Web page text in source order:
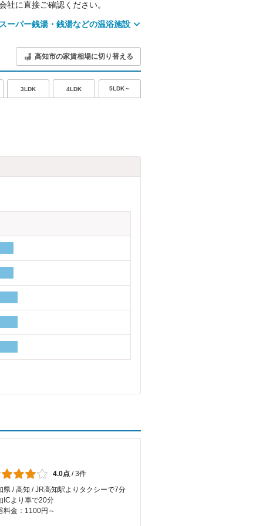
に直接ご確認ください。
ーパー銭湯・銭湯などの温浴施設
高知市の家賃相場に切り替える
3LDK 4LDK 5LDK～
4.0点 /3件
県 / 高知 / JR高知駅よりタクシーで7分
ICより車で20分
料金：1100円～